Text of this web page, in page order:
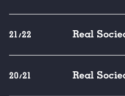
21/22 Real
20/21 Real